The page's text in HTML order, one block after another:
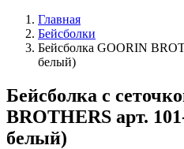
Главная
Бейсболки
Бейсболка GOORIN
белый)
Бейсболка с
BROTHERS арт.
белый)